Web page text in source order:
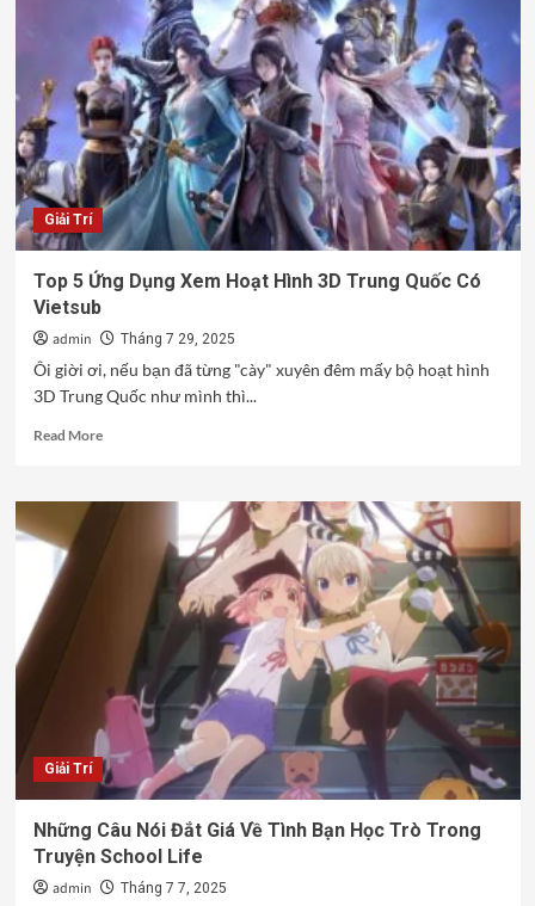
Nhất
Mà
Bạn
Nhất
Định
Phải
Xem
Trên
Vuighe!
Giải Trí
Top 5 Ứng Dụng Xem Hoạt Hình 3D Trung Quốc Có
Vietsub
admin Tháng 7 29, 2025
Ôi giời ơi, nếu bạn đã từng "cày" xuyên đêm mấy bộ hoạt hình
3D Trung Quốc như mình thì...
Read MoreRead
Top
Ứng
Trung
Quốc
Có
Vietsub
Giải Trí
Những Câu Nói Đắt Giá Về Tình Bạn Học Trò Trong
Truyện School Life
admin Tháng 7 7, 2025